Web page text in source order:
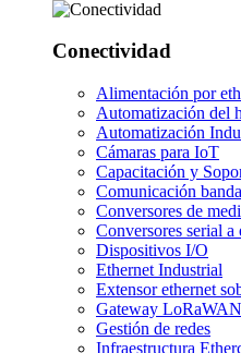
Conectividad
Alimentación por
Automatización del
Automatización
Cámaras para IoT
Capacitación y
Comunicación
Conversores de
Conversores serial a
Dispositivos I/O
Ethernet Industrial
Extensor ethernet
Gateway LoRaWAN
Gestión de redes
Infraestructura